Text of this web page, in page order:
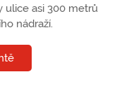
ulice asi 300 metrů
nádraží.